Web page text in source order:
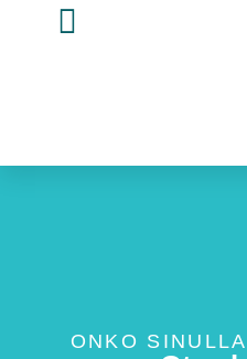
ONKO